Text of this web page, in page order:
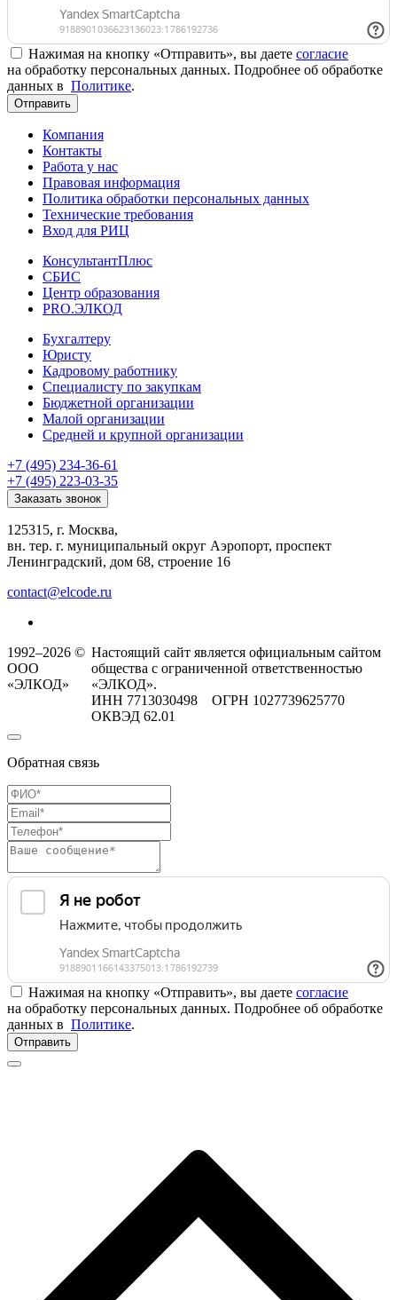
Нажимая на кнопку «Отправить», вы даете согласие
на обработку персональных данных. Подробнее об обработке
данных в Политике.
Отправить
Компания
Контакты
Работа у нас
Правовая информация
Политика обработки персональных данных
Технические требования
Вход для РИЦ
КонсультантПлюс
СБИС
Центр образования
PRO.ЭЛКОД
Бухгалтеру
Юристу
Кадровому работнику
Специалисту по закупкам
Бюджетной организации
Малой организации
Средней и крупной организации
+7 (495) 234-36-61
+7 (495) 223-03-35
Заказать звонок
125315, г. Москва,
вн. тер. г. муниципальный округ Аэропорт, проспект
Ленинградский, дом 68, строение 16
contact@elcode.ru
1992–2026 ©
ООО
«ЭЛКОД»
Настоящий сайт является официальным сайтом
общества с ограниченной ответственностью
«ЭЛКОД».
ИНН 7713030498 ОГРН 1027739625770
ОКВЭД 62.01
Обратная связь
Нажимая на кнопку «Отправить», вы даете согласие
на обработку персональных данных. Подробнее об обработке
данных в Политике.
Отправить